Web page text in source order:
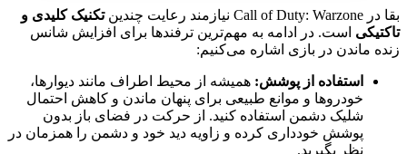
بقا در Call of Duty: Warzone نیازمند رعایت چندین
تکنیک کلیدی و
تاکتیکی است. در ادامه به مهم‌ترین ترفندها برای افزایش شانس
زنده ماندن در بازی اشاره می‌کنیم:
استفاده از پوشش: همیشه از محیط اطراف مانند دیوارها،
خودروها و موانع طبیعی برای پنهان ماندن و کاهش احتمال
شلیک دشمن استفاده کنید. از حرکت در فضای باز بدون
پوشش خودداری کرده و زاویه دید خود و دشمن را همزمان در
نظر بگیرید.